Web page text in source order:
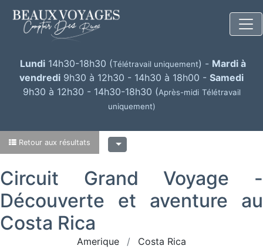
Lundi 14h30-18h30 (Télétravail uniquement) - Mardi à
vendredi 9h30 à 12h30 - 14h30 à 18h00 - Samedi
9h30 à 12h30 - 14h30-18h30 (Après-midi Télétravail
uniquement)
Retour aux résultats
Circuit Grand Voyage -
Découverte et aventure au
Costa Rica
Amerique
Costa Rica